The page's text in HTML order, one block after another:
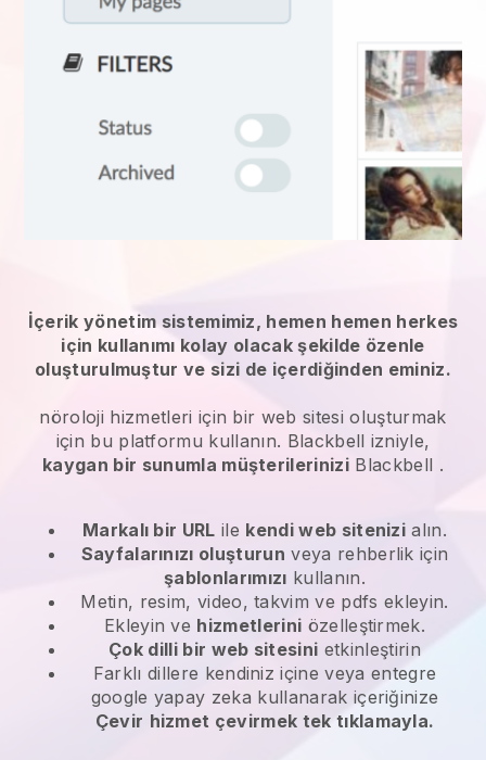
İçerik yönetim sistemimiz, hemen hemen herkes
için kullanımı kolay olacak şekilde özenle
oluşturulmuştur ve sizi de içerdiğinden eminiz.
nöroloji hizmetleri için bir web sitesi oluşturmak
için bu platformu kullanın. Blackbell izniyle,
kaygan bir sunumla müşterilerinizi Blackbell .
Markalı bir URL ile kendi web sitenizi alın.
Sayfalarınızı oluşturun veya rehberlik için
şablonlarımızı kullanın.
Metin, resim, video, takvim ve pdfs ekleyin.
Ekleyin ve hizmetlerini özelleştirmek.
Çok dilli bir web sitesini etkinleştirin
Farklı dillere kendiniz içine veya entegre
google yapay zeka kullanarak içeriğinize
Çevir hizmet çevirmek tek tıklamayla.